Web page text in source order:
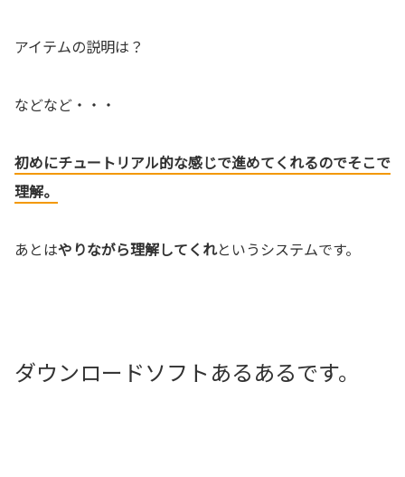
アイテムの説明は？
などなど・・・
初めにチュートリアル的な感じで進めてくれるのでそこで
理解。
あとはやりながら理解してくれというシステムです。
ダウンロードソフトあるあるです。